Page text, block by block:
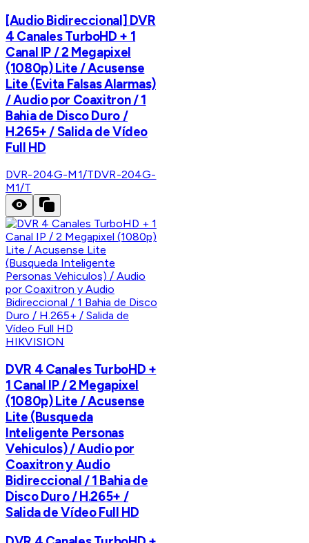
[Audio Bidireccional] DVR
4 Canales TurboHD + 1
Canal IP / 2 Megapixel
(1080p) Lite / Acusense
Lite (Evita Falsas Alarmas)
/ Audio por Coaxitron / 1
Bahia de Disco Duro /
H.265+ / Salida de Vídeo
Full HD
DVR-204G-M1/TDVR-204G-
M1/T
HIKVISION
DVR 4 Canales TurboHD +
1 Canal IP / 2 Megapixel
(1080p) Lite / Acusense
Lite (Busqueda
Inteligente Personas
Vehiculos) / Audio por
Coaxitron y Audio
Bidireccional / 1 Bahia de
Disco Duro / H.265+ /
Salida de Vídeo Full HD